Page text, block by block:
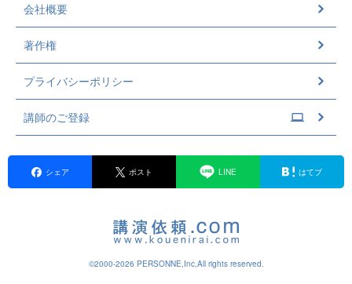
会社概要
著作権
プライバシーポリシー
講師のご登録
シェア ポスト LINE はてブ
©2000-2026 PERSONNE,Inc,All rights reserved.